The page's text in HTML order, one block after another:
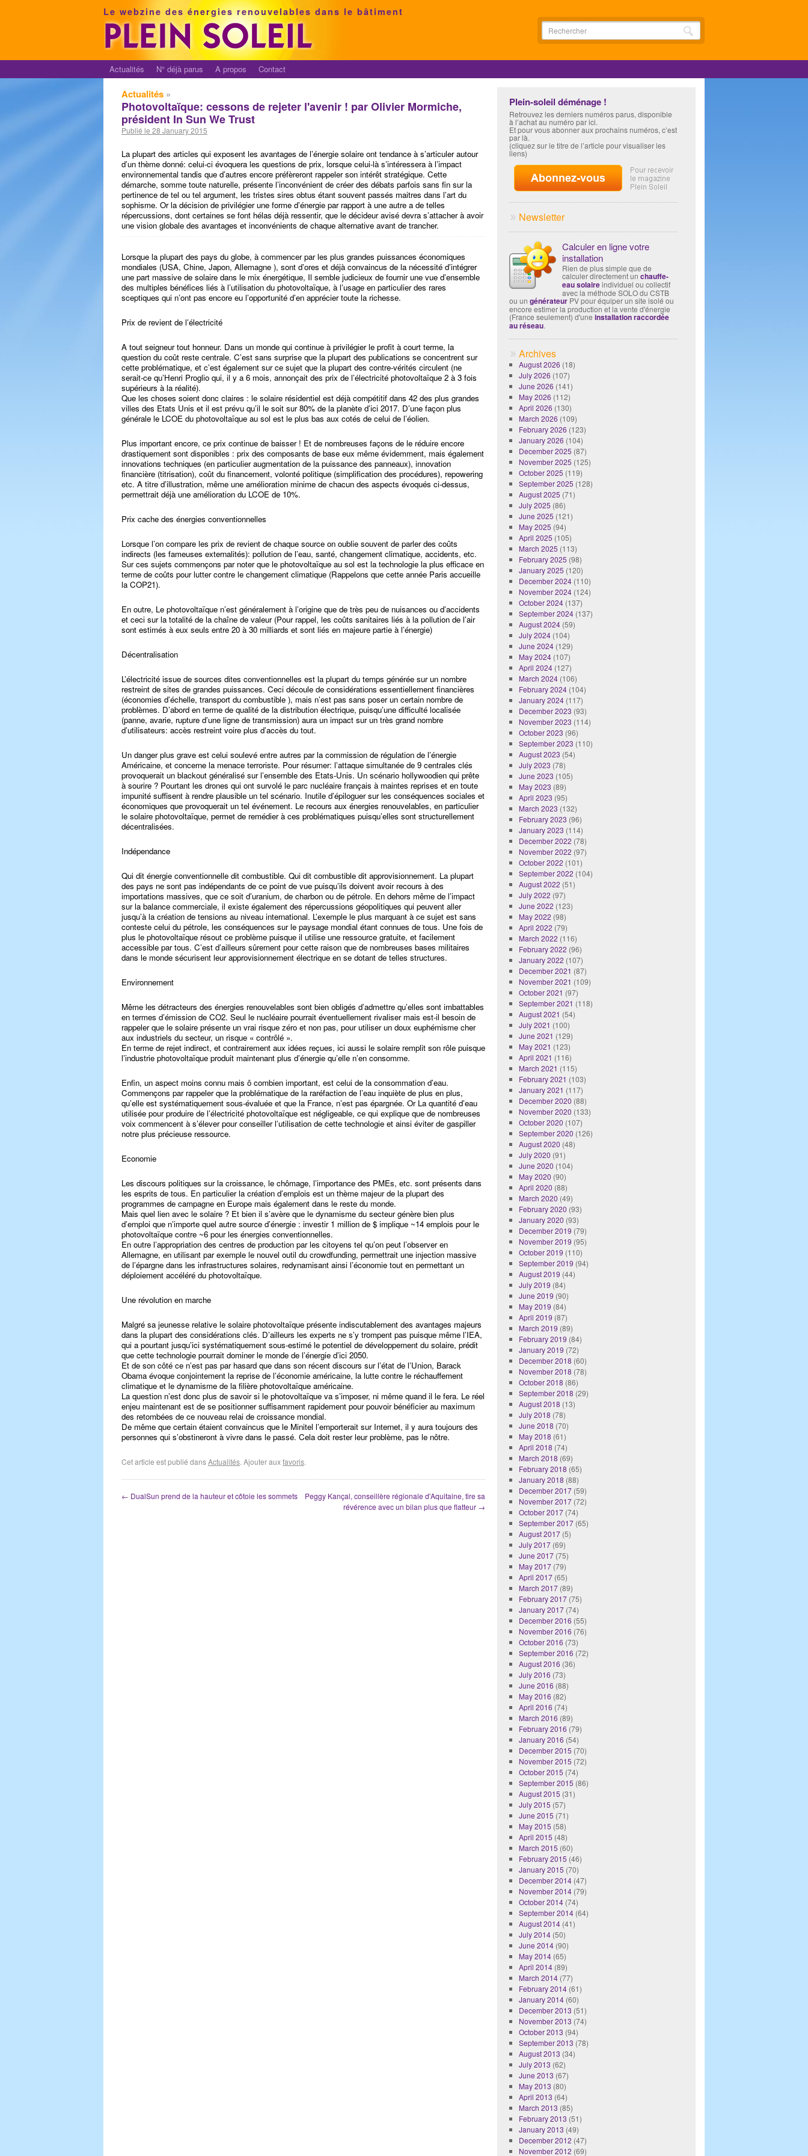
Le webzine des énergies renouvelables dans le bâtiment
Actualités N° déjà parus A propos Contact
Actualités »
Photovoltaïque: cessons de rejeter l'avenir ! par Olivier Mormiche,
président In Sun We Trust
Publié le 28 January 2015
La plupart des articles qui exposent les avantages de l’énergie solaire ont tendance à s’articuler autour
d’un thème donné: celui-ci évoquera les questions de prix, lorsque celui-là s’intéressera à l’impact
environnemental tandis que d’autres encore préfèreront rappeler son intérêt stratégique. Cette
démarche, somme toute naturelle, présente l’inconvénient de créer des débats parfois sans fin sur la
pertinence de tel ou tel argument, les tristes sires obtus étant souvent passés maitres dans l’art du
sophisme. Or la décision de privilégier une forme d’énergie par rapport à une autre a de telles
répercussions, dont certaines se font hélas déjà ressentir, que le décideur avisé devra s’attacher à avoir
une vision globale des avantages et inconvénients de chaque alternative avant de trancher.
Lorsque la plupart des pays du globe, à commencer par les plus grandes puissances économiques
mondiales (USA, Chine, Japon, Allemagne ), sont d’ores et déjà convaincus de la nécessité d’intégrer
une part massive de solaire dans le mix énergétique, Il semble judicieux de fournir une vue d’ensemble
des multiples bénéfices liés à l’utilisation du photovoltaïque, à l’usage en particulier des rares
sceptiques qui n’ont pas encore eu l’opportunité d’en apprécier toute la richesse.
Prix de revient de l’électricité
A tout seigneur tout honneur. Dans un monde qui continue à privilégier le profit à court terme, la
question du coût reste centrale. C’est sans surprise que la plupart des publications se concentrent sur
cette problématique, et c’est également sur ce sujet que la plupart des contre-vérités circulent (ne
serait-ce qu’Henri Proglio qui, il y a 6 mois, annonçait des prix de l’électricité photovoltaïque 2 à 3 fois
supérieurs à la réalité).
Que les choses soient donc claires : le solaire résidentiel est déjà compétitif dans 42 des plus grandes
villes des Etats Unis et il est prévu qu’il le soit sur 80% de la planète d’ici 2017. D’une façon plus
générale le LCOE du photovoltaïque au sol est le plus bas aux cotés de celui de l’éolien.
Plus important encore, ce prix continue de baisser ! Et de nombreuses façons de le réduire encore
drastiquement sont disponibles : prix des composants de base eux même évidemment, mais également
innovations techniques (en particulier augmentation de la puissance des panneaux), innovation
financière (titrisation), coût du financement, volonté politique (simplification des procédures), repowering
etc. A titre d’illustration, même une amélioration minime de chacun des aspects évoqués ci-dessus,
permettrait déjà une amélioration du LCOE de 10%.
Prix cache des énergies conventionnelles
Lorsque l’on compare les prix de revient de chaque source on oublie souvent de parler des coûts
indirects (les fameuses externalités): pollution de l’eau, santé, changement climatique, accidents, etc.
Sur ces sujets commençons par noter que le photovoltaïque au sol est la technologie la plus efficace en
terme de coûts pour lutter contre le changement climatique (Rappelons que cette année Paris accueille
la COP21).
En outre, Le photovoltaïque n’est généralement à l’origine que de très peu de nuisances ou d’accidents
et ceci sur la totalité de la chaîne de valeur (Pour rappel, les coûts sanitaires liés à la pollution de l’air
sont estimés à eux seuls entre 20 à 30 milliards et sont liés en majeure partie à l’énergie)
Décentralisation
L’électricité issue de sources dites conventionnelles est la plupart du temps générée sur un nombre
restreint de sites de grandes puissances. Ceci découle de considérations essentiellement financières
(économies d’échelle, transport du combustible ), mais n’est pas sans poser un certain nombre de
problèmes. D’abord en terme de qualité de la distribution électrique, puisqu’une difficulté localisée
(panne, avarie, rupture d’une ligne de transmission) aura un impact sur un très grand nombre
d’utilisateurs: accès restreint voire plus d’accès du tout.
Un danger plus grave est celui soulevé entre autres par la commission de régulation de l’énergie
Américaine, et concerne la menace terroriste. Pour résumer: l’attaque simultanée de 9 centrales clés
provoquerait un blackout généralisé sur l’ensemble des Etats-Unis. Un scénario hollywoodien qui prête
à sourire ? Pourtant les drones qui ont survolé le parc nucléaire français à maintes reprises et en toute
impunité suffisent à rendre plausible un tel scénario. Inutile d’épiloguer sur les conséquences sociales et
économiques que provoquerait un tel événement. Le recours aux énergies renouvelables, en particulier
le solaire photovoltaïque, permet de remédier à ces problématiques puisqu’elles sont structurellement
décentralisées.
Indépendance
Qui dit énergie conventionnelle dit combustible. Qui dit combustible dit approvisionnement. La plupart
des pays ne sont pas indépendants de ce point de vue puisqu’ils doivent avoir recours à des
importations massives, que ce soit d’uranium, de charbon ou de pétrole. En dehors même de l’impact
sur la balance commerciale, il existe également des répercussions géopolitiques qui peuvent aller
jusqu’à la création de tensions au niveau international. L’exemple le plus marquant à ce sujet est sans
conteste celui du pétrole, les conséquences sur le paysage mondial étant connues de tous. Une fois de
plus le photovoltaïque résout ce problème puisque il utilise une ressource gratuite, et facilement
accessible par tous. C’est d’ailleurs sûrement pour cette raison que de nombreuses bases militaires
dans le monde sécurisent leur approvisionnement électrique en se dotant de telles structures.
Environnement
Même les détracteurs des énergies renouvelables sont bien obligés d’admettre qu’elles sont imbattables
en termes d’émission de CO2. Seul le nucléaire pourrait éventuellement rivaliser mais est-il besoin de
rappeler que le solaire présente un vrai risque zéro et non pas, pour utiliser un doux euphémisme cher
aux industriels du secteur, un risque « contrôlé ».
En terme de rejet indirect, et contrairement aux idées reçues, ici aussi le solaire remplit son rôle puisque
l’industrie photovoltaïque produit maintenant plus d’énergie qu’elle n’en consomme.
Enfin, un aspect moins connu mais ô combien important, est celui de la consommation d’eau.
Commençons par rappeler que la problématique de la raréfaction de l’eau inquiète de plus en plus,
qu’elle est systématiquement sous-évaluée et que la France, n’est pas épargnée. Or La quantité d’eau
utilisée pour produire de l’électricité photovoltaïque est négligeable, ce qui explique que de nombreuses
voix commencent à s’élever pour conseiller l’utilisation de cette technologie et ainsi éviter de gaspiller
notre plus précieuse ressource.
Economie
Les discours politiques sur la croissance, le chômage, l’importance des PMEs, etc. sont présents dans
les esprits de tous. En particulier la création d’emplois est un thème majeur de la plupart des
programmes de campagne en Europe mais également dans le reste du monde.
Mais quel lien avec le solaire ? Et bien il s’avère que le dynamisme du secteur génère bien plus
d’emploi que n’importe quel autre source d’énergie : investir 1 million de $ implique ~14 emplois pour le
photovoltaïque contre ~6 pour les énergies conventionnelles.
En outre l’appropriation des centres de production par les citoyens tel qu’on peut l’observer en
Allemagne, en utilisant par exemple le nouvel outil du crowdfunding, permettrait une injection massive
de l’épargne dans les infrastructures solaires, redynamisant ainsi l’économie tout en permettant un
déploiement accéléré du photovoltaïque.
Une révolution en marche
Malgré sa jeunesse relative le solaire photovoltaïque présente indiscutablement des avantages majeurs
dans la plupart des considérations clés. D’ailleurs les experts ne s’y trompent pas puisque même l’IEA,
qui a pourtant jusqu’ici systématiquement sous-estimé le potentiel de développement du solaire, prédit
que cette technologie pourrait dominer le monde de l’énergie d’ici 2050.
Et de son côté ce n’est pas par hasard que dans son récent discours sur l’état de l’Union, Barack
Obama évoque conjointement la reprise de l’économie américaine, la lutte contre le réchauffement
climatique et le dynamisme de la filière photovoltaïque américaine.
La question n’est donc plus de savoir si le photovoltaïque va s’imposer, ni même quand il le fera. Le réel
enjeu maintenant est de se positionner suffisamment rapidement pour pouvoir bénéficier au maximum
des retombées de ce nouveau relai de croissance mondial.
De même que certain étaient convaincus que le Minitel l’emporterait sur Internet, il y aura toujours des
personnes qui s’obstineront à vivre dans le passé. Cela doit rester leur problème, pas le nôtre.
Cet article est publié dansActualités. Ajouter auxfavoris.
← DualSun prend de la hauteur et côtoie les sommets
Peggy Kançal, conseillère régionale d'Aquitaine, tire sa
révérence avec un bilan plus que flatteur →
Plein-soleil déménage !
Retrouvez les derniers numéros parus, disponible
à l’achat au numéro par ici.
Et pour vous abonner aux prochains numéros, c’est
par là.
(cliquez sur le titre de l’article pour visualiser les
liens)
Newsletter
Calculer en ligne votre
installation
Rien de plus simple que de
calculer directement un chauffe-
eau solaireindividuel ou collectif
avec la méthode SOLO du CSTB
ou un générateur PV pour équiper un site isolé ou
encore estimer la production et la vente d'énergie
(France seulement) d'une installation raccordée
au réseau.
Archives
August 2026 (18)
July 2026 (107)
June 2026 (141)
May 2026 (112)
April 2026 (130)
March 2026 (109)
February 2026 (123)
January 2026 (104)
December 2025 (87)
November 2025 (125)
October 2025 (119)
September 2025 (128)
August 2025 (71)
July 2025 (86)
June 2025 (121)
May 2025 (94)
April 2025 (105)
March 2025 (113)
February 2025 (98)
January 2025 (120)
December 2024(110)
November 2024(124)
October 2024(137)
September 2024(137)
August 2024(59)
July 2024(104)
June 2024(129)
May 2024(107)
April 2024(127)
March 2024(106)
February 2024(104)
January 2024(117)
December 2023 (93)
November 2023 (114)
October 2023 (96)
September 2023 (110)
August 2023 (54)
July 2023 (78)
June 2023 (105)
May 2023 (89)
April 2023 (95)
March 2023 (132)
February 2023 (96)
January 2023 (114)
December 2022 (78)
November 2022 (97)
October 2022 (101)
September 2022 (104)
August 2022 (51)
July 2022 (97)
June 2022 (123)
May 2022 (98)
April 2022 (79)
March 2022 (116)
February 2022 (96)
January 2022 (107)
December 2021 (87)
November 2021 (109)
October 2021 (97)
September 2021 (118)
August 2021 (54)
July 2021 (100)
June 2021 (129)
May 2021 (123)
April 2021 (116)
March 2021 (115)
February 2021 (103)
January 2021 (117)
December 2020 (88)
November 2020 (133)
October 2020 (107)
September 2020 (126)
August 2020 (48)
July 2020 (91)
June 2020 (104)
May 2020 (90)
April 2020 (88)
March 2020 (49)
February 2020 (93)
January 2020 (93)
December 2019 (79)
November 2019 (95)
October 2019 (110)
September 2019 (94)
August 2019 (44)
July 2019 (84)
June 2019 (90)
May 2019 (84)
April 2019 (87)
March 2019 (89)
February 2019 (84)
January 2019 (72)
December 2018 (60)
November 2018 (78)
October 2018 (86)
September 2018 (29)
August 2018 (13)
July 2018 (78)
June 2018 (70)
May 2018 (61)
April 2018 (74)
March 2018 (69)
February 2018 (65)
January 2018 (88)
December 2017(59)
November 2017(72)
October 2017(74)
September 2017(65)
August 2017(5)
July 2017(69)
June 2017(75)
May 2017(79)
April 2017(65)
March 2017(89)
February 2017(75)
January 2017(74)
December 2016 (55)
November 2016 (76)
October 2016 (73)
September 2016 (72)
August 2016 (36)
July 2016 (73)
June 2016 (88)
May 2016 (82)
April 2016 (74)
March 2016 (89)
February 2016 (79)
January 2016 (54)
December 2015 (70)
November 2015 (72)
October 2015 (74)
September 2015 (86)
August 2015 (31)
July 2015 (57)
June 2015 (71)
May 2015 (58)
April 2015 (48)
March 2015 (60)
February 2015 (46)
January 2015 (70)
December 2014(47)
November 2014(79)
October 2014(74)
September 2014(64)
August 2014(41)
July 2014(50)
June 2014(90)
May 2014(65)
April 2014(89)
March 2014(77)
February 2014(61)
January 2014(60)
December 2013 (51)
November 2013 (74)
October 2013 (94)
September 2013 (78)
August 2013 (34)
July 2013 (62)
June 2013 (67)
May 2013 (80)
April 2013 (64)
March 2013 (85)
February 2013 (51)
January 2013 (49)
December 2012 (47)
November 2012 (69)